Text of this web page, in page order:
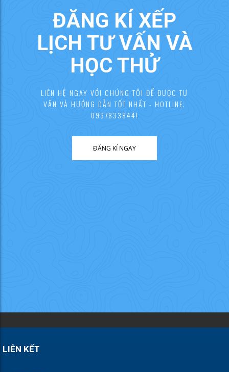
ĐĂNG KÍ XẾP
LỊCH TƯ VẤN VÀ
HỌC THỬ
LIÊN HỆ NGAY VỚI CHÚNG TÔI ĐỂ ĐƯỢC TƯ
VẤN VÀ HƯỚNG DẪN TỐT NHẤT - HOTLINE:
0937833844!
ĐĂNG KÍ NGAY
LIÊN KẾT